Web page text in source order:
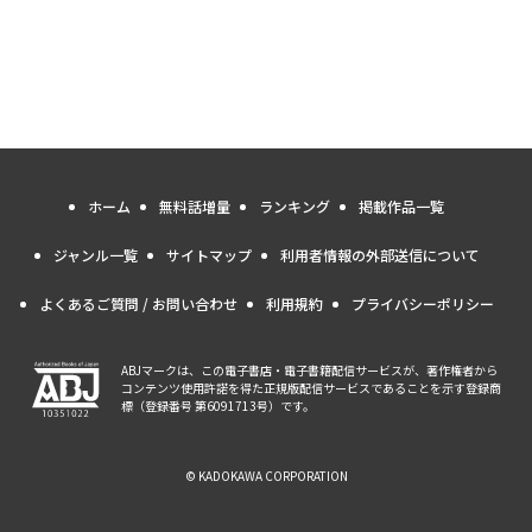
ホーム 無料話増量 ランキング 掲載作品一覧
ジャンル一覧 サイトマップ 利用者情報の外部送信について
よくあるご質問 / お問い合わせ 利用規約 プライバシーポリシー
ABJマークは、この電子書店・電子書籍配信サービスが、著作権者から
コンテンツ使用許諾を得た正規版配信サービスであることを示す登録商
標（登録番号 第6091713号）です。
© KADOKAWA CORPORATION